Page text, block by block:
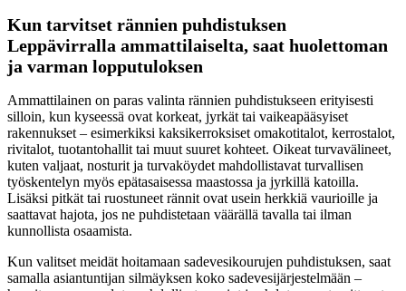
Kun tarvitset rännien puhdistuksen
Leppävirralla ammattilaiselta, saat huolettoman
ja varman lopputuloksen
Ammattilainen on paras valinta rännien puhdistukseen erityisesti
silloin, kun kyseessä ovat korkeat, jyrkät tai vaikeapääsyiset
rakennukset – esimerkiksi kaksikerroksiset omakotitalot, kerrostalot,
rivitalot, tuotantohallit tai muut suuret kohteet. Oikeat turvavälineet,
kuten valjaat, nosturit ja turvaköydet mahdollistavat turvallisen
työskentelyn myös epätasaisessa maastossa ja jyrkillä katoilla.
Lisäksi pitkät tai ruostuneet rännit ovat usein herkkiä vaurioille ja
saattavat hajota, jos ne puhdistetaan väärällä tavalla tai ilman
kunnollista osaamista.
Kun valitset meidät hoitamaan sadevesikourujen puhdistuksen, saat
samalla asiantuntijan silmäyksen koko sadevesijärjestelmään –